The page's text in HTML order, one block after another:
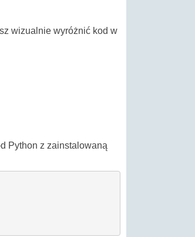
wizualnie wyróżnić kod w
Python z zainstalowaną